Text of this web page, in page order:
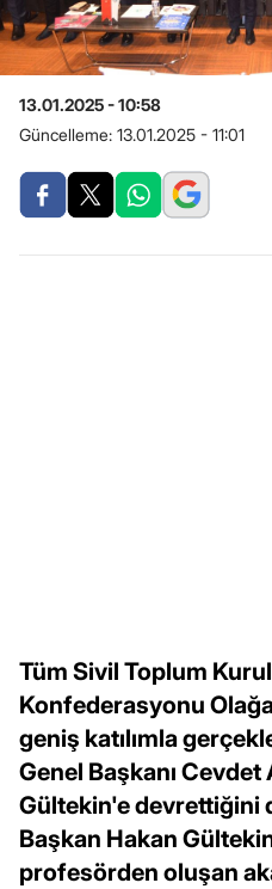
13.01.2025 - 10:58
Güncelleme: 13.01.2025 - 11:01
Tüm Sivil Toplum
Konfederasyonu
geniş katılımla
Genel Başkanı
Gültekin'e devrettiğini
Başkan Hakan
profesörden oluşan